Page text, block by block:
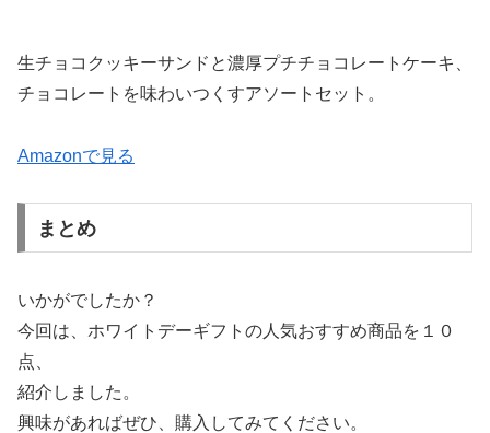
生チョコクッキーサンドと濃厚プチチョコレートケーキ、
チョコレートを味わいつくすアソートセット。
Amazonで見る
まとめ
いかがでしたか？
今回は、ホワイトデーギフトの人気おすすめ商品を１０
点、
紹介しました。
興味があればぜひ、購入してみてください。